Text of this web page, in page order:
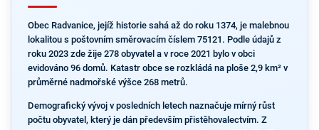
Obec Radvanice, jejíž historie sahá až do roku 1374, je malebnou
lokalitou s poštovním směrovacím číslem 75121. Podle údajů z
roku 2023 zde žije 278 obyvatel a v roce 2021 bylo v obci
evidováno 96 domů. Katastr obce se rozkládá na ploše 2,9 km² v
průměrné nadmořské výšce 268 metrů.
Demografický vývoj v posledních letech naznačuje mírný růst
počtu obyvatel, který je dán především přistěhovalectvím. Z